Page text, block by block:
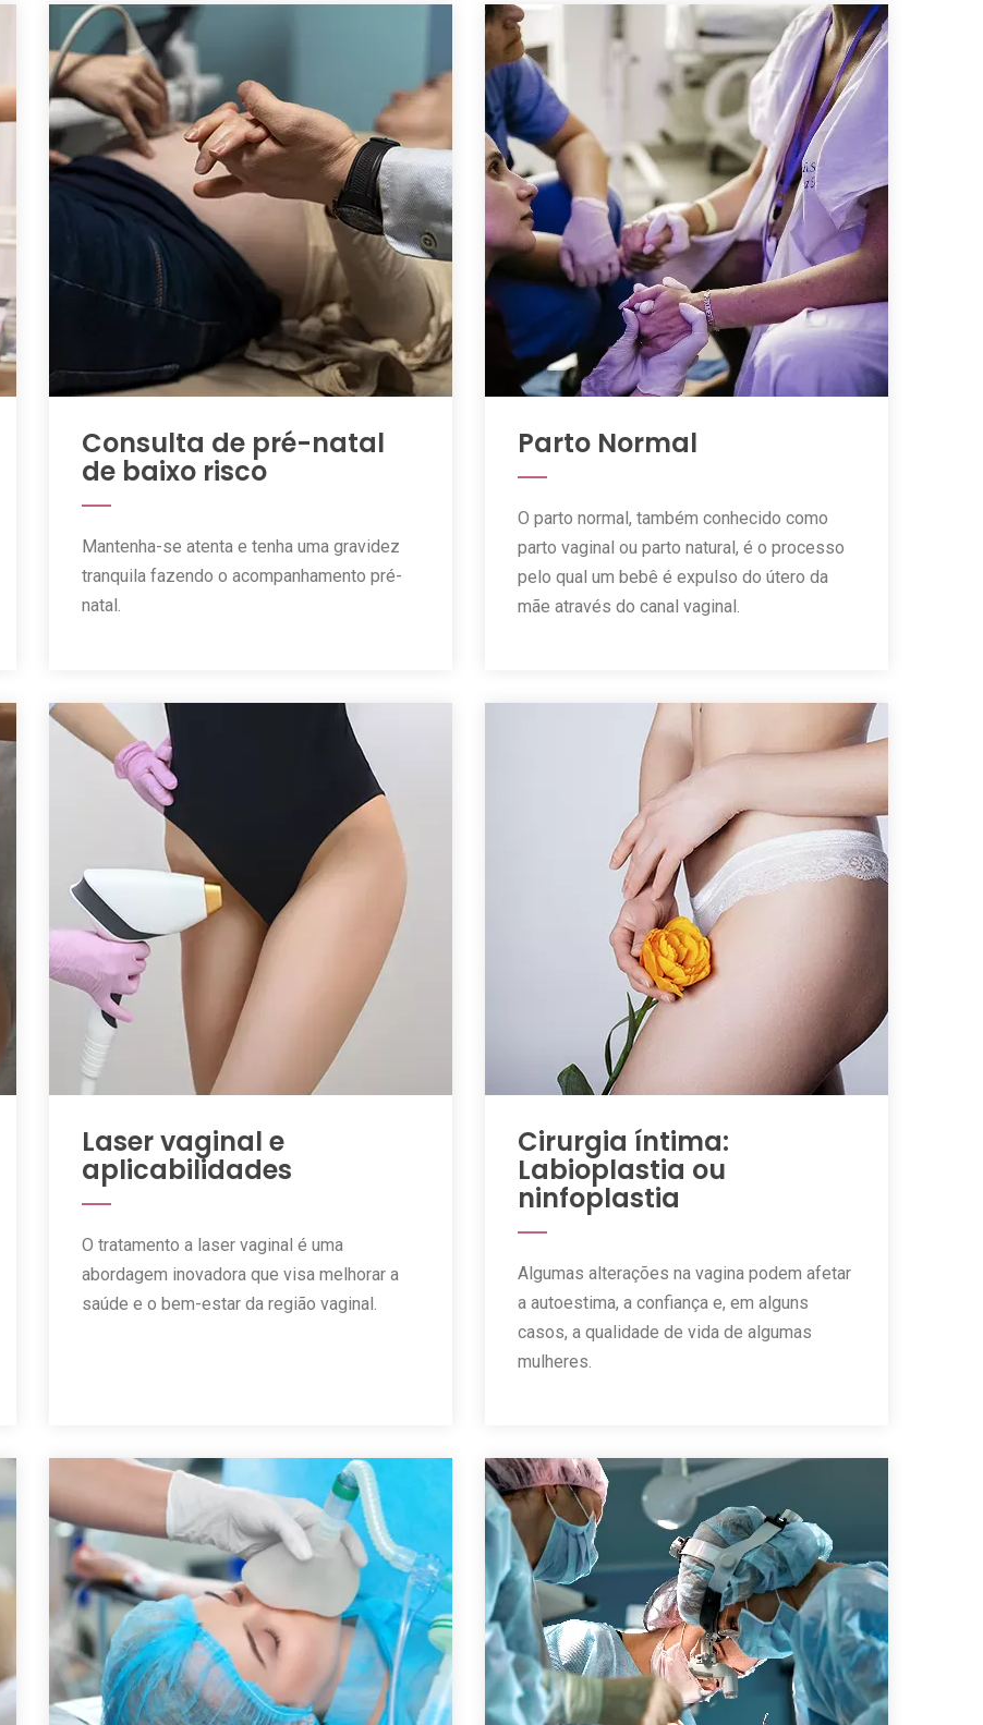
Consulta de pré-natal
de baixo risco
Mantenha-se atenta e tenha uma gravidez
tranquila fazendo o acompanhamento pré-
natal.
Parto Normal
O parto normal, também conhecido como
parto vaginal ou parto natural, é o processo
pelo qual um bebê é expulso do útero da
mãe através do canal vaginal.
Laser vaginal e
aplicabilidades
O tratamento a laser vaginal é uma
abordagem inovadora que visa melhorar a
saúde e o bem-estar da região vaginal.
Cirurgia íntima:
Labioplastia ou
ninfoplastia
Algumas alterações na vagina podem afetar
a autoestima, a confiança e, em alguns
casos, a qualidade de vida de algumas
mulheres.